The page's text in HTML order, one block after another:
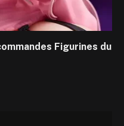
Figurines du